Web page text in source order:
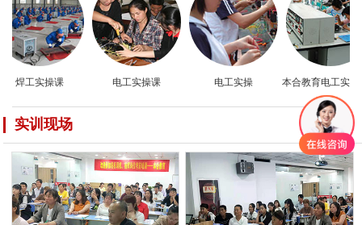
焊工实操课 电工实操课 电工实操 本合教育电工实训
实训现场 更多>